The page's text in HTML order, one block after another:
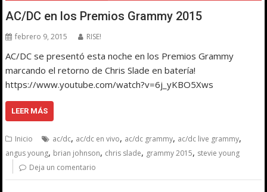
AC/DC en los Premios Grammy 2015
febrero 9, 2015 RISE!
AC/DC se presentó esta noche en los Premios Grammy
marcando el retorno de Chris Slade en batería!
https://www.youtube.com/watch?v=6j_yKBO5Xws
LEER MÁS
Inicio ac/dc, ac/dc en vivo, ac/dc grammy, ac/dc live grammy,
angus young, brian johnson, chris slade, grammy 2015, stevie young
Deja un comentario